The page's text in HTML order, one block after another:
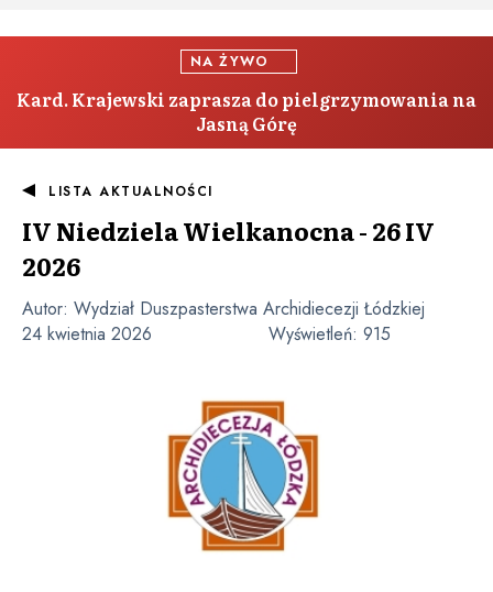
NA ŻYWO
Kard. Krajewski zaprasza do pielgrzymowania na
Jasną Górę
LISTA AKTUALNOŚCI
IV Niedziela Wielkanocna - 26 IV
2026
Autor: Wydział Duszpasterstwa Archidiecezji Łódzkiej
24 kwietnia 2026
Wyświetleń: 915